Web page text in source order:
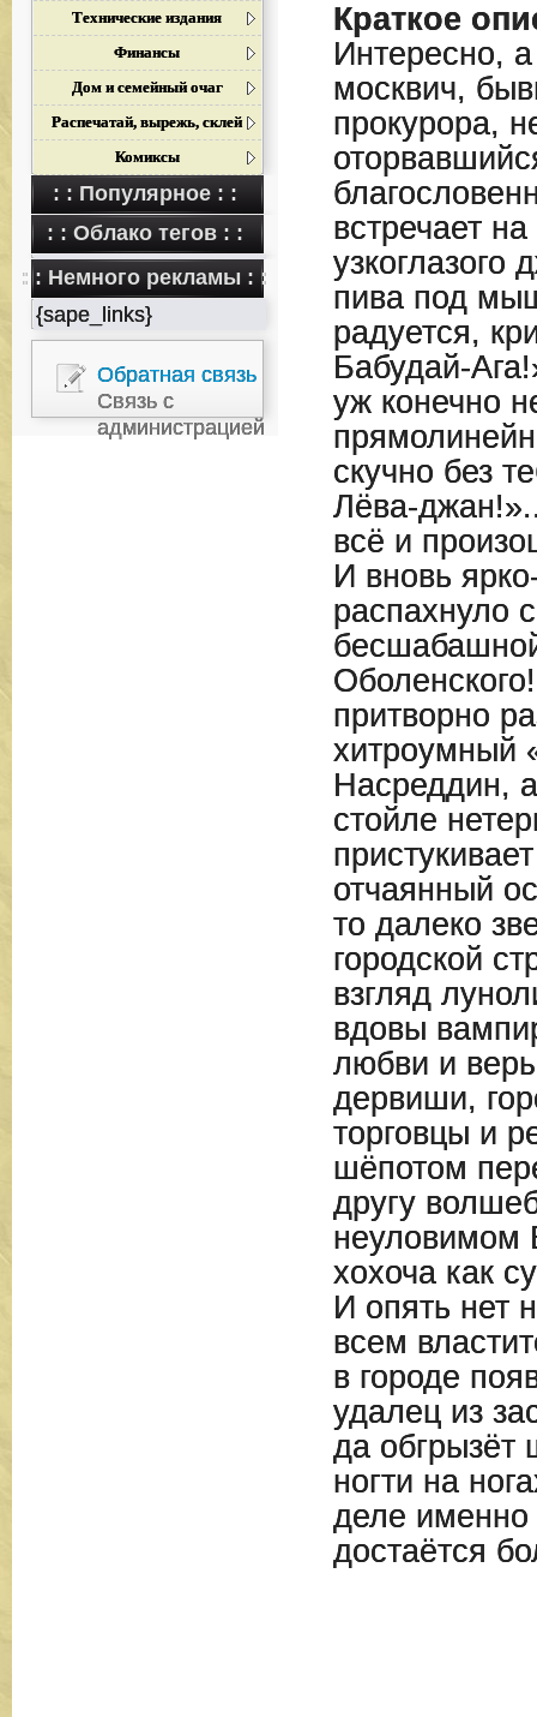
Технические издания
Финансы
Дом и семейный очаг
Распечатай, вырежь, склей
Комиксы
: : Популярное : :
: : Облако тегов : :
: : Немного рекламы : :
{sape_links}
Обратная связь
Связь с
администрацией
Краткое
Интересно,
москвич,
прокурора,
встречает
пива под
радуется,
Бабудай-
уж конечно
скучно без
Лёва-
всё и
И вновь
распахнуло
притворно
хитроумный
Насреддин,
стойле
отчаянный
то далеко
городской
взгляд
вдовы
любви и
дервиши,
торговцы и
шёпотом
другу
неуловимом
хохоча как
И опять нет
всем
в городе
удалец из
да обгрызёт
ногти на
деле именно
достаётся